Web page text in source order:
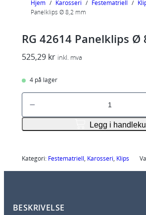
Hjem / Karosseri / Festematriell /
Panelklips Ø 8,2 mm
RG 42614 Panelklips Ø
525,29 kr inkl. mva
4 på lager
R
1
4
n
Legg i
Kategori: Festematriell, Karosseri, Klips
BESKRIVELSE